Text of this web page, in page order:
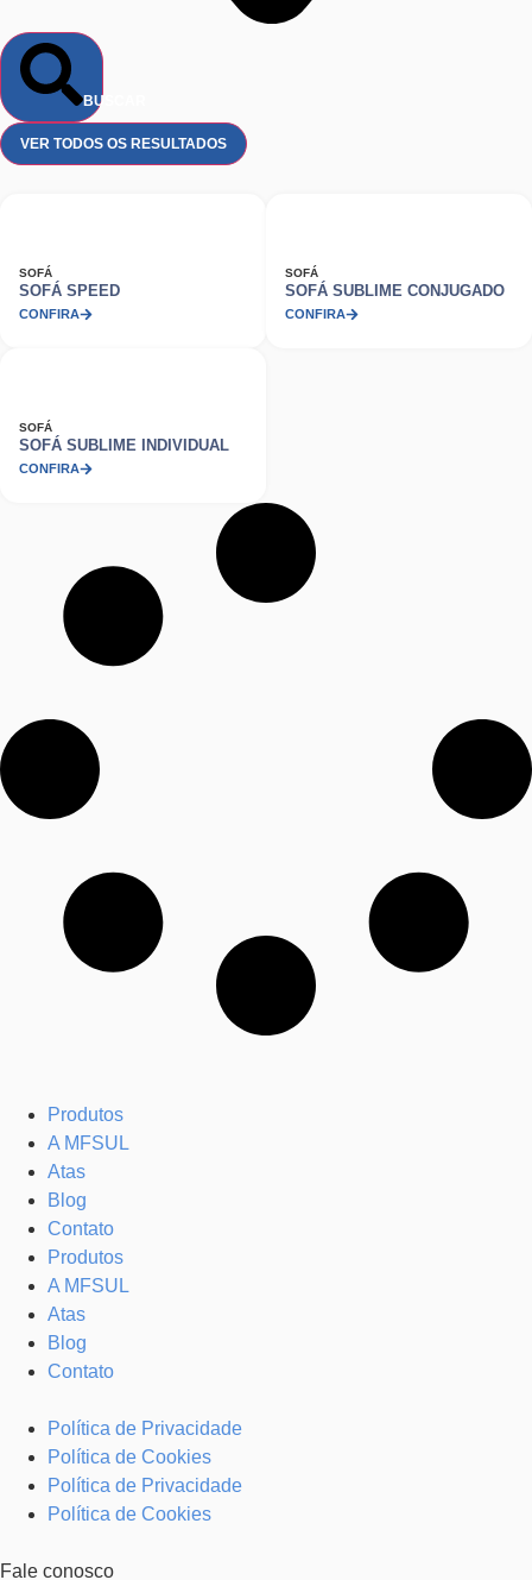
BUSCAR
VER TODOS OS RESULTADOS
SOFÁ
SOFÁ SPEED
CONFIRA
SOFÁ
SOFÁ SUBLIME CONJUGADO
CONFIRA
SOFÁ
SOFÁ SUBLIME INDIVIDUAL
CONFIRA
Produtos
A MFSUL
Atas
Blog
Contato
Produtos
A MFSUL
Atas
Blog
Contato
Política de Privacidade
Política de Cookies
Política de Privacidade
Política de Cookies
Fale conosco